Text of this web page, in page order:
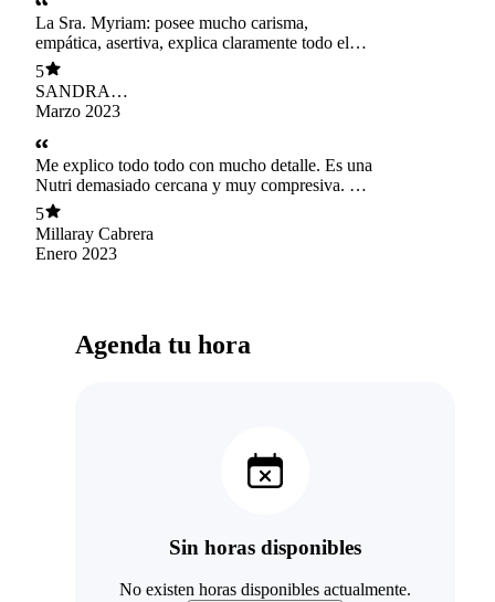
recomendada!
La Sra. Myriam: posee mucho carisma,
empática, asertiva, explica claramente todo el
proceso (comparte información y textos)....
maravillosa persona y excelente
profesional....2.000% recomendado
5
SANDRA
FLORES
Marzo 2023
Me explico todo todo con mucho detalle. Es una
Nutri demasiado cercana y muy compresiva. Me
encanta atenderme con ella
5
Millaray Cabrera
Enero 2023
Agenda tu hora
Sin horas disponibles
No existen horas disponibles actualmente.